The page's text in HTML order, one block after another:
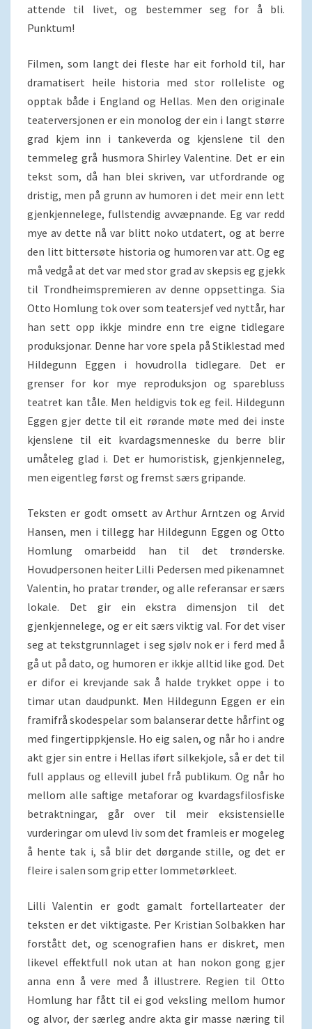
attende til livet, og bestemmer seg for å bli.
Punktum!
Filmen, som langt dei fleste har eit forhold til, har
dramatisert heile historia med stor rolleliste og
opptak både i England og Hellas. Men den originale
teaterversjonen er ein monolog der ein i langt større
grad kjem inn i tankeverda og kjenslene til den
temmeleg grå husmora Shirley Valentine. Det er ein
tekst som, då han blei skriven, var utfordrande og
dristig, men på grunn av humoren i det meir enn lett
gjenkjennelege, fullstendig avvæpnande. Eg var redd
mye av dette nå var blitt noko utdatert, og at berre
den litt bittersøte historia og humoren var att. Og eg
må vedgå at det var med stor grad av skepsis eg gjekk
til Trondheimspremieren av denne oppsettinga. Sia
Otto Homlung tok over som teatersjef ved nyttår, har
han sett opp ikkje mindre enn tre eigne tidlegare
produksjonar. Denne har vore spela på Stiklestad med
Hildegunn Eggen i hovudrolla tidlegare. Det er
grenser for kor mye reproduksjon og sparebluss
teatret kan tåle. Men heldigvis tok eg feil. Hildegunn
Eggen gjer dette til eit rørande møte med dei inste
kjenslene til eit kvardagsmenneske du berre blir
umåteleg glad i. Det er humoristisk, gjenkjenneleg,
men eigentleg først og fremst særs gripande.
Teksten er godt omsett av Arthur Arntzen og Arvid
Hansen, men i tillegg har Hildegunn Eggen og Otto
Homlung omarbeidd han til det trønderske.
Hovudpersonen heiter Lilli Pedersen med pikenamnet
Valentin, ho pratar trønder, og alle referansar er særs
lokale. Det gir ein ekstra dimensjon til det
gjenkjennelege, og er eit særs viktig val. For det viser
seg at tekstgrunnlaget i seg sjølv nok er i ferd med å
gå ut på dato, og humoren er ikkje alltid like god. Det
er difor ei krevjande sak å halde trykket oppe i to
timar utan daudpunkt. Men Hildegunn Eggen er ein
framifrå skodespelar som balanserar dette hårfint og
med fingertippkjensle. Ho eig salen, og når ho i andre
akt gjer sin entre i Hellas iført silkekjole, så er det til
full applaus og ellevill jubel frå publikum. Og når ho
mellom alle saftige metaforar og kvardagsfilosfiske
betraktningar, går over til meir eksistensielle
vurderingar om ulevd liv som det framleis er mogeleg
å hente tak i, så blir det dørgande stille, og det er
fleire i salen som grip etter lommetørkleet.
Lilli Valentin er godt gamalt fortellarteater der
teksten er det viktigaste. Per Kristian Solbakken har
forstått det, og scenografien hans er diskret, men
likevel effektfull nok utan at han nokon gong gjer
anna enn å vere med å illustrere. Regien til Otto
Homlung har fått til ei god veksling mellom humor
og alvor, der særleg andre akta gir masse næring til